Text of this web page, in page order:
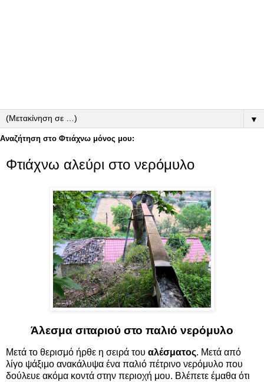
▼
Αναζήτηση στο Φτιάχνω μόνος μου:
Φτιάχνω αλεύρι στο νερόμυλο
Άλεσμα σιταριού στο παλιό νερόμυλο
Μετά το θερισμό ήρθε η σειρά του αλέσματος. Μετά από
λίγο ψάξιμο ανακάλυψα ένα παλιό πέτρινο νερόμυλο που
δούλευε ακόμα κοντά στην περιοχή μου. Βλέπετε έμαθα ότι